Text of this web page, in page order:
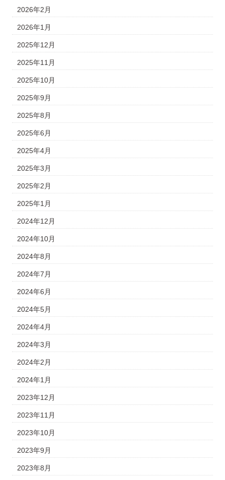
2026年2月
2026年1月
2025年12月
2025年11月
2025年10月
2025年9月
2025年8月
2025年6月
2025年4月
2025年3月
2025年2月
2025年1月
2024年12月
2024年10月
2024年8月
2024年7月
2024年6月
2024年5月
2024年4月
2024年3月
2024年2月
2024年1月
2023年12月
2023年11月
2023年10月
2023年9月
2023年8月